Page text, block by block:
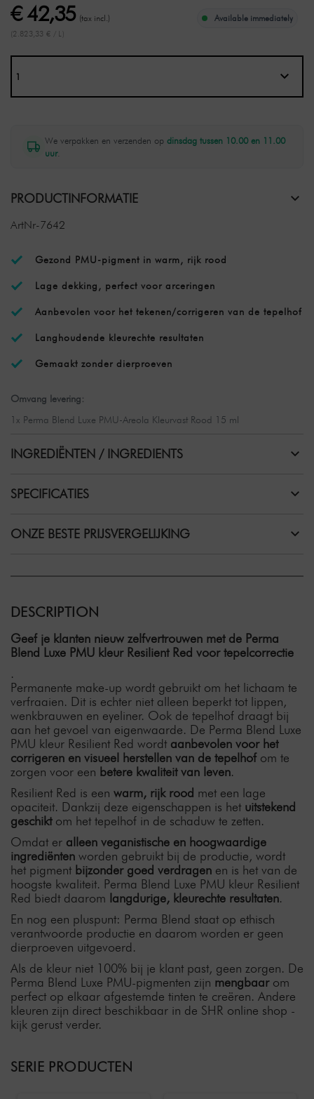
€ 42,35 (tax incl.)
(2.823,33 € / L)
Available immediately
We verpakken en verzenden op dinsdag tussen 10.00 en 11.00
uur.
PRODUCTINFORMATIE
ArtNr-7642
Gezond PMU-pigment in warm, rijk rood
Lage dekking, perfect voor arceringen
Aanbevolen voor het tekenen/corrigeren van de tepelhof
Langhoudende kleurechte resultaten
Gemaakt zonder dierproeven
Omvang levering:
1x Perma Blend Luxe PMU-Areola Kleurvast Rood 15 ml
INGREDIËNTEN / INGREDIENTS
SPECIFICATIES
ONZE BESTE PRIJSVERGELIJKING
DESCRIPTION
Geef je klanten nieuw zelfvertrouwen met de Perma
Blend Luxe PMU kleur Resilient Red voor tepelcorrectie
.
Permanente make-up wordt gebruikt om het lichaam te
verfraaien. Dit is echter niet alleen beperkt tot lippen,
wenkbrauwen en eyeliner. Ook de tepelhof draagt bij
aan het gevoel van eigenwaarde. De Perma Blend Luxe
PMU kleur Resilient Red wordt aanbevolen voor het
corrigeren en visueel herstellen van de tepelhofom te
zorgen voor een betere kwaliteit van leven.
Resilient Red is een warm, rijk rood met een lage
opaciteit. Dankzij deze eigenschappen is het uitstekend
geschiktom het tepelhof in de schaduw te zetten.
Omdat er alleen veganistische en hoogwaardige
ingrediënten worden gebruikt bij de productie, wordt
het pigment bijzonder goed verdragen en is het van de
hoogste kwaliteit. Perma Blend Luxe PMU kleur Resilient
Red biedt daarom langdurige, kleurechte resultaten.
En nog een pluspunt: Perma Blend staat op ethisch
verantwoorde productie en daarom worden er geen
dierproeven uitgevoerd.
Als de kleur niet 100% bij je klant past, geen zorgen. De
Perma Blend Luxe PMU-pigmenten zijn mengbaarom
perfect op elkaar afgestemde tinten te creëren. Andere
kleuren zijn direct beschikbaar in de SHR online shop -
kijk gerust verder.
SERIE PRODUCTEN